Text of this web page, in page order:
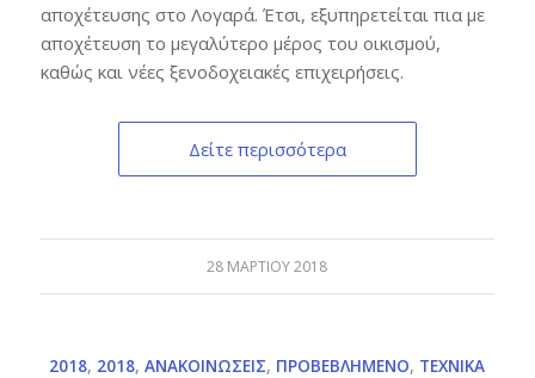
αποχέτευσης στο Λογαρά. Έτσι, εξυπηρετείται πια με
αποχέτευση το μεγαλύτερο μέρος του οικισμού,
καθώς και νέες ξενοδοχειακές επιχειρήσεις.
Δείτε περισσότερα
28 ΜΑΡΤΊΟΥ 2018
2018, 2018,ΑΝΑΚΟΙΝΏΣΕΙΣ, ΠΡΟΒΕΒΛΗΜΈΝΟ, ΤΕΧΝΙΚΆ